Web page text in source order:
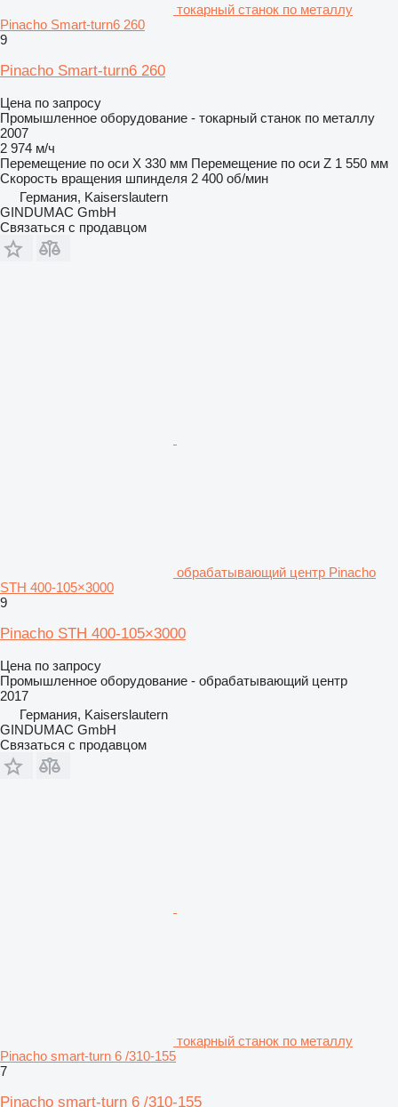
токарный станок по металлу
Pinacho Smart-turn6 260
9
Pinacho Smart-turn6 260
Цена по запросу
Промышленное оборудование - токарный станок по металлу
2007
2 974 м/ч
Перемещение по оси X 330 мм Перемещение по оси Z 1 550 мм
Скорость вращения шпинделя 2 400 об/мин
Германия, Kaiserslautern
GINDUMAC GmbH
Связаться с продавцом
обрабатывающий центр Pinacho
STH 400-105×3000
9
Pinacho STH 400-105×3000
Цена по запросу
Промышленное оборудование - обрабатывающий центр
2017
Германия, Kaiserslautern
GINDUMAC GmbH
Связаться с продавцом
токарный станок по металлу
Pinacho smart-turn 6 /310-155
7
Pinacho smart-turn 6 /310-155